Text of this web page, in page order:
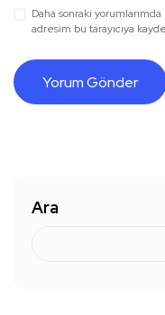
Daha sonraki
adresim bu tarayıcıya
Ara